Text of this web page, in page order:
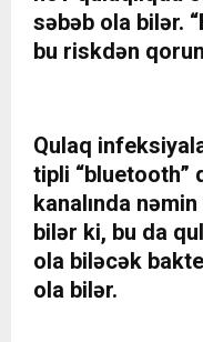
səbəb ola bilər.
bu riskdən
Qulaq
tipli “bluetooth”
kanalında nəmin
bilər ki, bu da
ola biləcək
ola bilər.